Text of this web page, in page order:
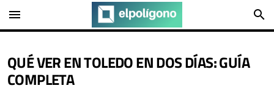
menu search
QUÉ VER EN TOLEDO EN DOS DÍAS: GUÍA
COMPLETA